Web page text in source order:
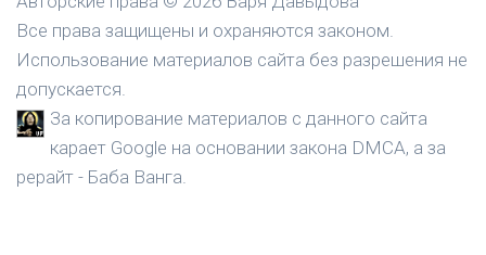
Все права защищены и охраняются законом.
Использование материалов сайта без разрешения не
допускается.
За копирование материалов с данного сайта
карает Google на основании закона DMCA, а за
рерайт - Баба Ванга.